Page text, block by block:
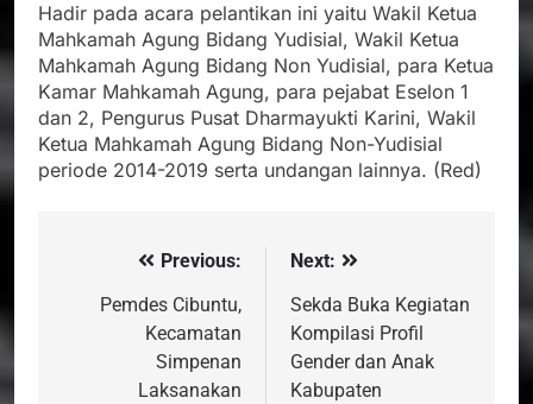
Hadir pada acara pelantikan ini yaitu Wakil Ketua
Mahkamah Agung Bidang Yudisial, Wakil Ketua
Mahkamah Agung Bidang Non Yudisial, para Ketua
Kamar Mahkamah Agung, para pejabat Eselon 1
dan 2, Pengurus Pusat Dharmayukti Karini, Wakil
Ketua Mahkamah Agung Bidang Non-Yudisial
periode 2014-2019 serta undangan lainnya. (Red)
Navigasi
pos
Previous:
Pemdes Cibuntu,
Kecamatan
Simpenan
Laksanakan
Next:
Sekda Buka Kegiatan
Kompilasi Profil
Gender dan Anak
Kabupaten